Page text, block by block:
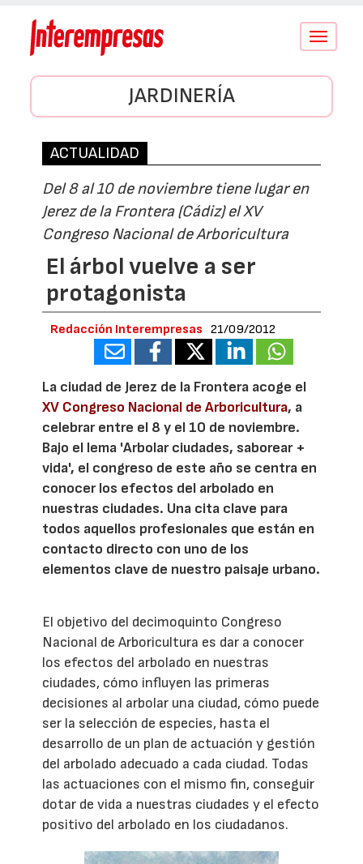
Conmutar
JARDINERÍA
ACTUALIDAD
Del 8 al 10 de noviembre tiene lugar en
Jerez de la Frontera (Cádiz) el XV
Congreso Nacional de Arboricultura
El árbol vuelve a ser
protagonista
Redacción Interempresas 21/09/2012
La ciudad de Jerez de la Frontera acoge el
XV Congreso Nacional de Arboricultura, a
celebrar entre el 8 y el 10 de noviembre.
Bajo el lema 'Arbolar ciudades, saborear +
vida', el congreso de este año se centra en
conocer los efectos del arbolado en
nuestras ciudades. Una cita clave para
todos aquellos profesionales que están en
contacto directo con uno de los
elementos clave de nuestro paisaje urbano.
El objetivo del decimoquinto Congreso
Nacional de Arboricultura es dar a conocer
los efectos del arbolado en nuestras
ciudades, cómo influyen las primeras
decisiones al arbolar una ciudad, cómo puede
ser la selección de especies, hasta el
desarrollo de un plan de actuación y gestión
del arbolado adecuado a cada ciudad. Todas
las actuaciones con el mismo fin, conseguir
dotar de vida a nuestras ciudades y el efecto
positivo del arbolado en los ciudadanos.